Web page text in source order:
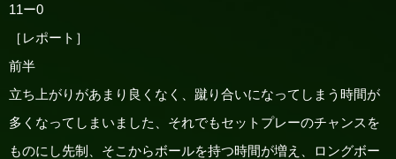
11ー0
［レポート］
前半
立ち上がりがあまり良くなく、蹴り合いになってしまう時間が
多くなってしまいました、それでもセットプレーのチャンスを
ものにし先制、そこからボールを持つ時間が増え、ロングボー